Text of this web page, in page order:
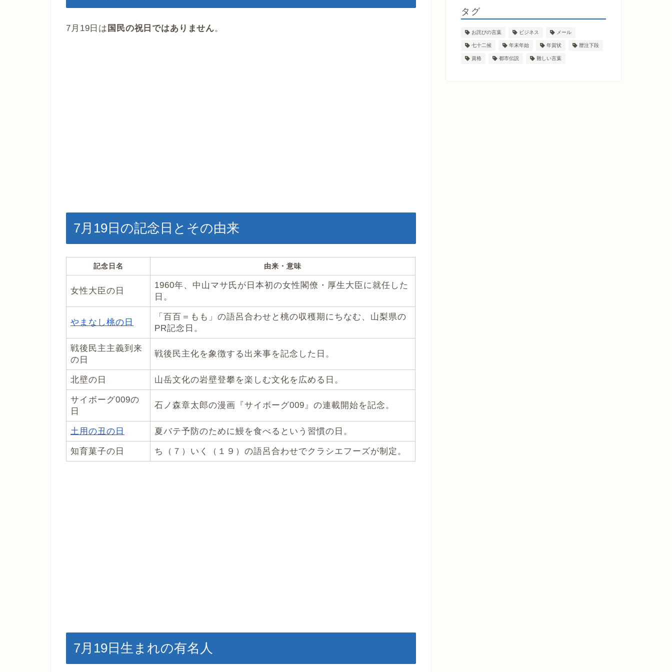
7月19日は 国民の祝日ではありません。
7月19日の記念日とその由来
記念日名 由来・意味
女性大臣の日
1960年、中山マサ氏が日本初の女性閣僚・厚生大臣に就任した
日。
やまなし桃の日
「百百＝もも」の語呂合わせと桃の収穫期にちなむ、山梨県の
PR記念日。
戦後民主主義到来
の日
戦後民主化を象徴する出来事を記念した日。
北壁の日 山岳文化の岩壁登攀を楽しむ文化を広める日。
サイボーグ009の
日
石ノ森章太郎の漫画『サイボーグ009』の連載開始を記念。
土用の丑の日 夏バテ予防のために鰻を食べるという習慣の日。
知育菓子の日 ち（７）いく（１９）の語呂合わせでクラシエフーズが制定。
7月19日生まれの有名人
タグ
お詫びの言葉 ビジネス メール
七十二候 年末年始 年賀状 暦注下段
資格 都市伝説 難しい言葉